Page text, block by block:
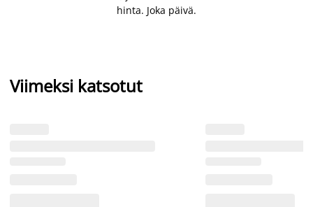
hinta. Joka päivä.
Viimeksi katsotut